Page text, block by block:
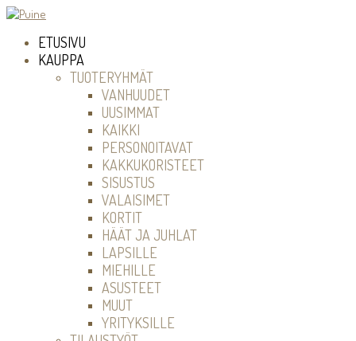
ETUSIVU
KAUPPA
TUOTERYHMÄT
VANHUUDET
UUSIMMAT
KAIKKI
PERSONOITAVAT
KAKKUKORISTEET
SISUSTUS
VALAISIMET
KORTIT
HÄÄT JA JUHLAT
LAPSILLE
MIEHILLE
ASUSTEET
MUUT
YRITYKSILLE